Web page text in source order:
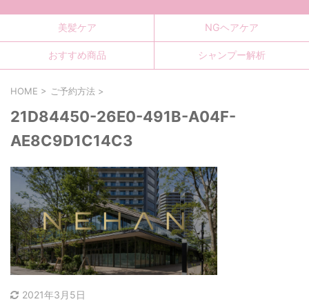
美髪ケア NGヘアケア
おすすめ商品 シャンプー解析
HOME > ご予約方法 >
21D84450-26E0-491B-A04F-
AE8C9D1C14C3
2021年3月5日